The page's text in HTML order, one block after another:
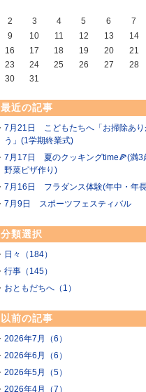
2
3 4 5 6 7
9
10 11 12 13 14
16
17 18 19 20 21
23
24 25 26 27 28
30
31
最近の記事
7月21日 こどもたちへ「お掃除あり
う」(1学期終業式)
7月17日 夏のクッキングtime🍕(満3
野菜ピザ作り)
7月16日 フラダンス体験(年中・年
7月9日 スポーツフェスティバル
分類選択
日々（184）
行事（145）
おともだちへ（1）
以前の記事
2026年7月（6）
2026年6月（6）
2026年5月（5）
2026年4月（7）